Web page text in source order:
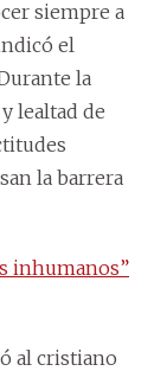
siempre a
el
la
lealtad de
la barrera
inhumanos”
al cristiano